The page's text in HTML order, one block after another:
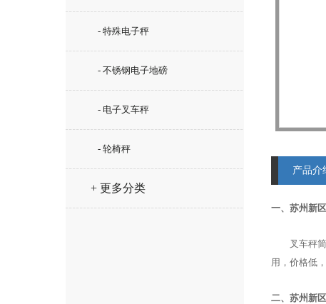
- 特殊电子秤
- 不锈钢电子地磅
- 电子叉车秤
- 轮椅秤
+ 更多分类
产品介
一、苏州新
叉车秤简
用，价格低
二、苏州新